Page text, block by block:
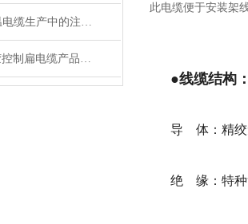
硅橡胶耐高温电缆生产中的注意事项
GKFB 硅橡胶控制扁电缆产品特性
此电缆便于安装架
●线缆结构
导 体：精绞
绝 缘：特种